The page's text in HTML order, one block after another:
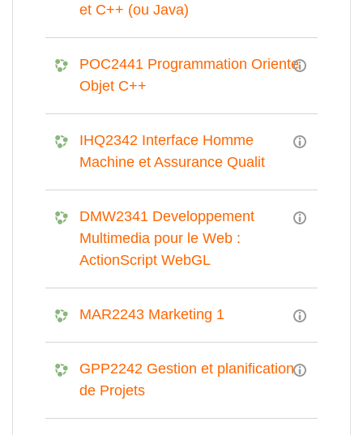
et C++ (ou Java)
POC2441 Programmation Oriente
Objet C++
IHQ2342 Interface Homme
Machine et Assurance Qualit
DMW2341 Developpement
Multimedia pour le Web :
ActionScript WebGL
MAR2243 Marketing 1
GPP2242 Gestion et planification
de Projets